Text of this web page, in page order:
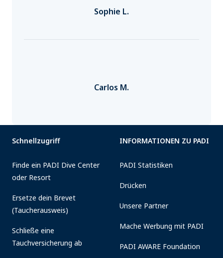
Sophie L.
Carlos M.
Schnellzugriff
Finde ein PADI Dive Center
oder Resort
Ersetze dein Brevet
(Taucherausweis)
Schließe eine
Tauchversicherung ab
INFORMATIONEN ZU PADI
PADI Statistiken
Drücken
Unsere Partner
Mache Werbung mit PADI
PADI AWARE Foundation